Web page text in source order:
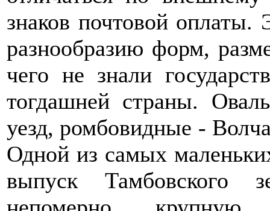
знаков почтовой
разнообразию форм,
чего не знали
тогдашней страны.
уезд, ромбовидные -
Одной из самых
выпуск Тамбовского